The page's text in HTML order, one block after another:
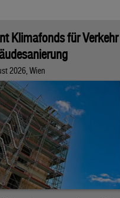
Klimafonds für Verkehr
2026, Wien